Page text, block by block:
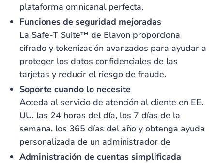
plataforma omnicanal perfecta.
Funciones de seguridad mejoradas
La Safe-T Suite™ de Elavon proporciona
cifrado y tokenización avanzados para ayudar a
proteger los datos confidenciales de las
tarjetas y reducir el riesgo de fraude.
Soporte cuando lo necesite
Acceda al servicio de atención al cliente en EE.
UU. las 24 horas del día, los 7 días de la
semana, los 365 días del año y obtenga ayuda
personalizada de un administrador de
Administración de cuentas simplificada